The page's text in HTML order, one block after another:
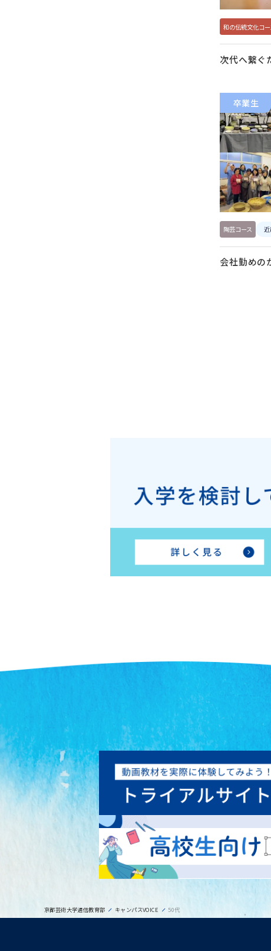
和の伝統文化コー
次代へ繋ぐ
卒業生
陶芸コース
会社勤めの
京都芸術大学通信教育部 キャンパスVOICE 50代